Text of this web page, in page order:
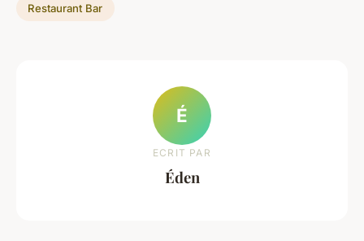
Restaurant Bar
É
ECRIT PAR
Éden